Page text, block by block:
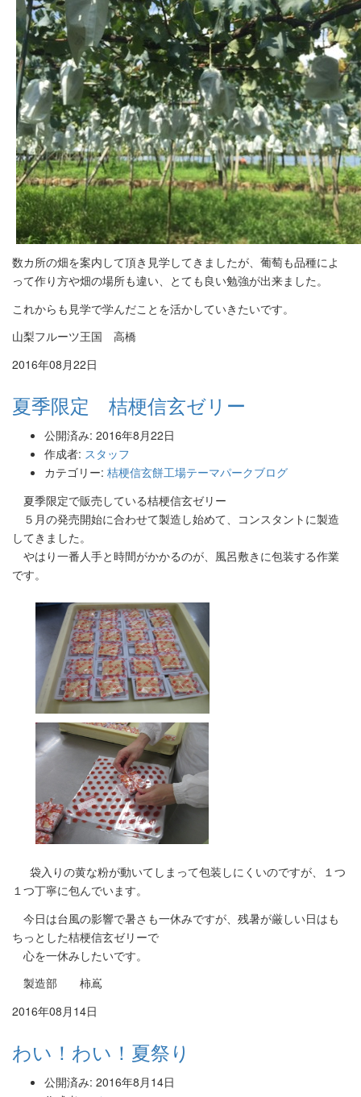
数カ所の畑を案内して頂き見学してきましたが、葡萄も品種によ
って作り方や畑の場所も違い、とても良い勉強が出来ました。
これからも見学で学んだことを活かしていきたいです。
山梨フルーツ王国 高橋
2016年08月22日
夏季限定 桔梗信玄ゼリー
公開済み: 2016年8月22日
作成者: スタッフ
カテゴリー: 桔梗信玄餅工場テーマパークブログ
夏季限定で販売している桔梗信玄ゼリー
５月の発売開始に合わせて製造し始めて、コンスタントに製造
してきました。
やはり一番人手と時間がかかるのが、風呂敷きに包装する作業
です。
袋入りの黄な粉が動いてしまって包装しにくいのですが、１つ
１つ丁寧に包んでいます。
今日は台風の影響で暑さも一休みですが、残暑が厳しい日はも
ちっとした桔梗信玄ゼリーで
心を一休みしたいです。
製造部 柿嶌
2016年08月14日
わい！わい！夏祭り
公開済み: 2016年8月14日